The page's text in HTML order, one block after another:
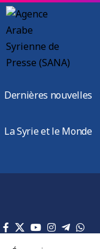
Dernières nouvelles
La Syrie et le Monde